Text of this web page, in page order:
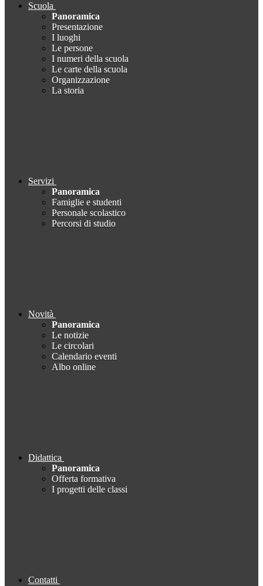
Scuola
Panoramica
Presentazione
I luoghi
Le persone
I numeri della scuola
Le carte della scuola
Organizzazione
La storia
Servizi
Panoramica
Famiglie e studenti
Personale scolastico
Percorsi di studio
Novità
Panoramica
Le notizie
Le circolari
Calendario eventi
Albo online
Didattica
Panoramica
Offerta formativa
I progetti delle classi
Contatti